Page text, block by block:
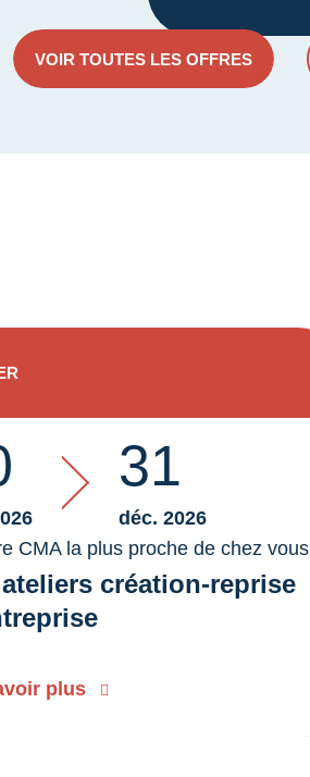
VOIR TOUTES LES OFFRES
création-reprise
31
déc. 2026
CMA la plus proche de chez vous
plus